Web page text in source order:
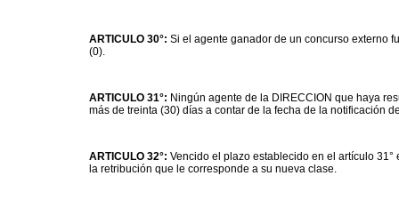
ARTICULO 30°: Si el agente ganador de un concurso externo
(0).
ARTICULO 31°: Ningún agente de la DIRECCION que haya
más de treinta (30) días a contar de la fecha de la notificación
ARTICULO 32°: Vencido el plazo establecido en el artículo
la retribución que le corresponde a su nueva clase.